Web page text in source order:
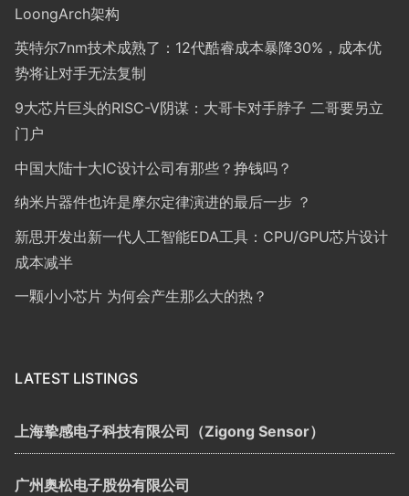
LoongArch架构
英特尔7nm技术成熟了：12代酷睿成本暴降30%，成本优
势将让对手无法复制
9大芯片巨头的RISC-V阴谋：大哥卡对手脖子 二哥要另立
门户
中国大陆十大IC设计公司有那些？挣钱吗？
纳米片器件也许是摩尔定律演进的最后一步 ？
新思开发出新一代人工智能EDA工具：CPU/GPU芯片设计
成本减半
一颗小小芯片 为何会产生那么大的热？
LATEST LISTINGS
上海挚感电子科技有限公司（Zigong Sensor）
广州奥松电子股份有限公司